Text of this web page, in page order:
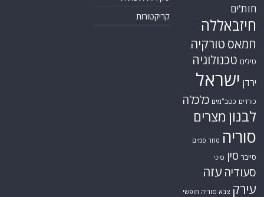
או"ם אוקראינה
איראן אירופה
אפריקה ארה"ב
בריטניה גרמניה
דאעש
האמירויות
המזרח התיכון
המפרץ הפרסי
הרשות הפלסטינית
חות'ים
חיזבאללה
חמאס טורקיה
טילים טכנולוגיה
חדשות מהעולם